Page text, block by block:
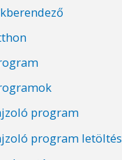
program
program letöltés